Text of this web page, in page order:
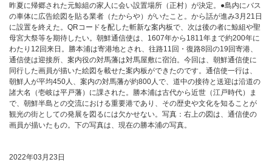
昨夏に帰郷された元鯨組の家人に会い設置場所（正村）が決定。●島内にバス
の車体に広告絵図を貼る業者（たからや）がいたこと。から話が進み3月21日
に設置を終えた。QRコードを配した斬新な案内板で、次は後の者に鯨組や聖
母宮大祭等を期待したい。朝鮮通信使は、1607年から1811年まで約200年に
わたり12回来日。勝本浦は寄港地とされ、往路11回・復路8回の19回寄港、
通信使は迎接所、案内役の対馬藩は対馬屋敷に宿泊。今回は、朝鮮通信使に
同行した画員が描いた絵図を載せた案内板ができたのです。通信使一行は、
朝鮮人が平均450人、案内の対馬藩が約800人で、道中の接待と送迎は沿道の
諸大名（壱岐は平戸藩）に課された。勝本浦は古代から近世（江戸時代）ま
で、朝鮮半島との交流における重要港であり、その歴史や文化を知ることが
観光の街としての発展を図るには欠かせない。写真：右上の図は、通信使の
画員が描いたもの。下の写真は、現在の勝本浦の写真。
2022年03月23日